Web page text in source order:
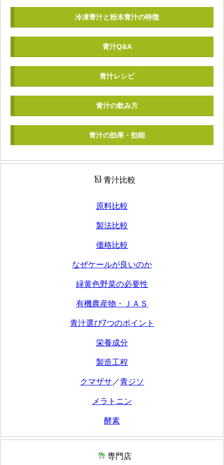
冷凍青汁と粉末青汁の特徴
青汁Q&A
青汁レシピ
青汁の飲み方
青汁の効果・効能
青汁比較
原料比較
製法比較
価格比較
なぜケールが良いのか
緑黄色野菜の必要性
有機農産物・ＪＡＳ
青汁選び7つのポイント
栄養成分
製造工程
クマザサ ／青ジソ
メラトニン
酵素
専門店